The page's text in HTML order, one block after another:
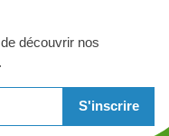
découvrir nos
S'inscrire